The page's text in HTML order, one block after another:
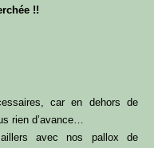
!!
car en dehors de
rien d’avance…
avec nos pallox de